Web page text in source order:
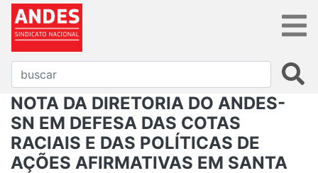
NOTA DA DIRETORIA DO ANDES-
SN EM DEFESA DAS COTAS
RACIAIS E DAS POLÍTICAS DE
AÇÕES AFIRMATIVAS EM SANTA